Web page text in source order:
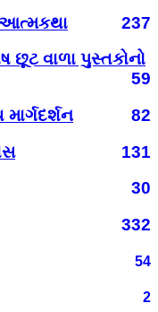
આત્મકથા
237
છૂટ વાળા પુસ્તકોનો
59
82
131
30
332
54
2